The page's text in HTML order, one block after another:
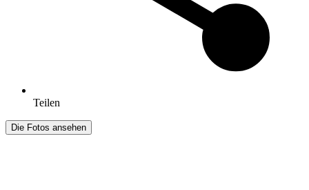
Teilen
Die Fotos ansehen